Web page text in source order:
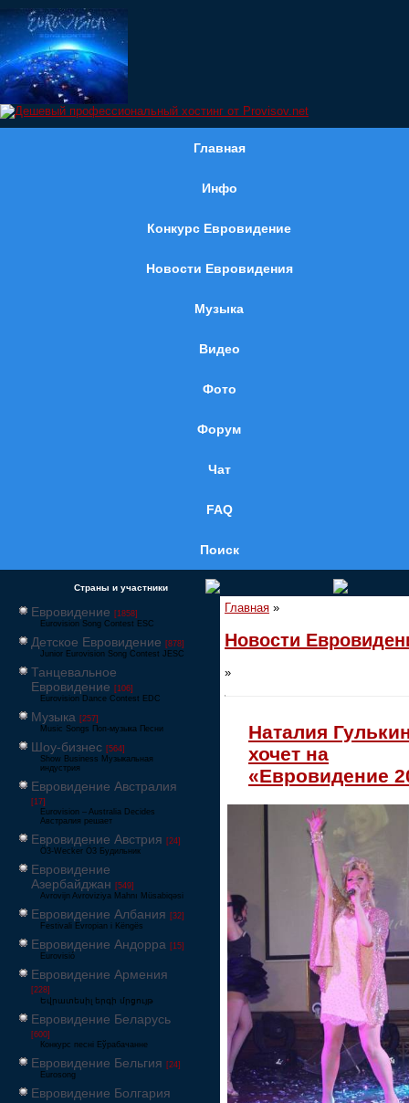
Главная
Инфо
Конкурс Евровидение
Новости Евровидения
Музыка
Видео
Фото
Форум
Чат
FAQ
Поиск
Страны и участники
Евровидение [1858]
Eurovision Song Contest ESC
Детское Евровидение [878]
Junior Eurovision Song Contest JESC
Танцевальное
Евровидение [106]
Eurovision Dance Contest EDC
Музыка [257]
Music Songs Поп-музыка Песни
Шоу-бизнес [564]
Show Business Музыкальная
индустрия
Евровидение Австралия
[17]
Eurovision – Australia Decides
Австралия решает
Евровидение Австрия [24]
Ö3-Wecker Ö3 Будильник
Евровидение
Азербайджан [549]
Avrovijn Avroviziya Mahnı Müsabiqəsi
Евровидение Албания [32]
Festivali Evropian i Këngës
Евровидение Андорра [15]
Eurovisió
Евровидение Армения
[228]
Եվրատեսիլ երգի մրցույթ
Евровидение Беларусь
[600]
Конкурс песні Еўрабачанне
Евровидение Бельгия [24]
Eurosong
Евровидение Болгария
Главная »
Новости
»
Наталия
хочет на
«Евровидение